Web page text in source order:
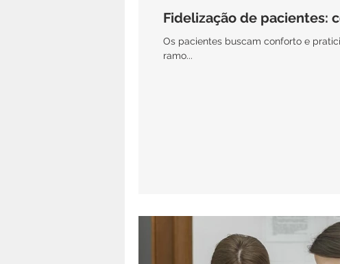
Fidelização de pacientes:
Os pacientes buscam conforto e
ramo...